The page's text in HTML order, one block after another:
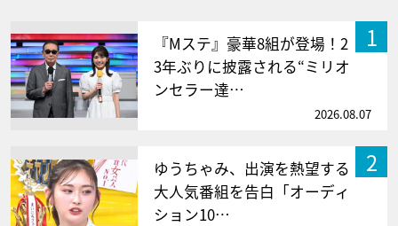
1
『Mステ』豪華8組が登場！2
3年ぶりに披露される“ミリオ
ンセラー達…
2026.08.07
2
ゆうちゃみ、出演を熱望する
大人気番組を告白「オーディ
ション10…